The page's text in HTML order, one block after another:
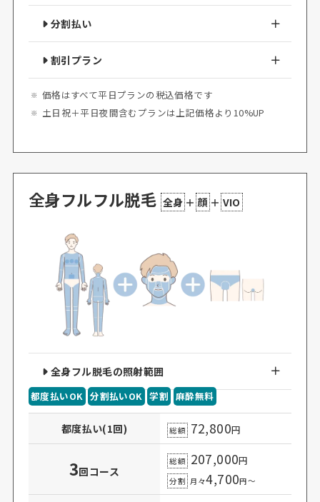
分割払い
割引プラン
価格はすべて平日プランの税込価格です
土日祝＋平日夜間含むプランは上記価格より10%UP
全身フルフル脱毛 全身 ＋ 顔 ＋ VIO
全身フル脱毛の照射範囲
都度払いOK 分割払いOK 学割 麻酔無料
都度払い(1回) 総額 72,800円
3回コース
総額 207,000円
分割 月々4,700円～